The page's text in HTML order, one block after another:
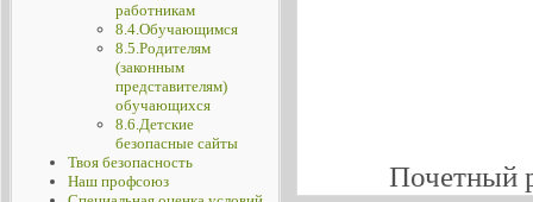
работникам
8.4.Обучающимся
8.5.Родителям
(законным
представителям)
обучающихся
8.6.Детские
безопасные сайты
Твоя безопасность
Наш профсоюз
Почетный